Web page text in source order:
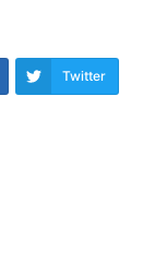
Twitter